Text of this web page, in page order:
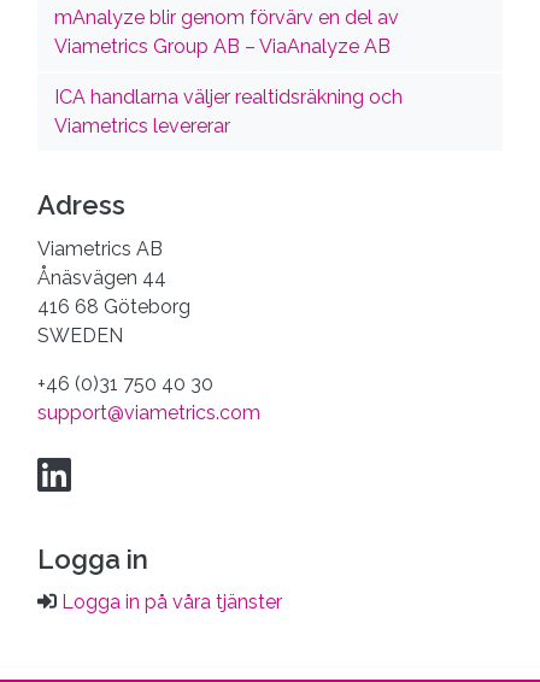
mAnalyze blir genom förvärv en del av
Viametrics Group AB – ViaAnalyze AB
ICA handlarna väljer realtidsräkning och
Viametrics levererar
Adress
Viametrics AB
Ånäsvägen 44
416 68 Göteborg
SWEDEN
+46 (0)31 750 40 30
support@viametrics.com
Logga in
Logga in på våra tjänster